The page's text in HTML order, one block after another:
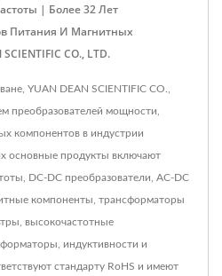
| Более 32 Лет
Питания И Магнитных
CO., LTD.
YUAN DEAN SCIENTIFIC CO.,
преобразователей мощности,
компонентов в индустрии
основные продукты включают
DC-DC преобразователи, AC-DC
компоненты, трансформаторы
высокочастотные
индуктивности и
стандарту RoHS и имеют